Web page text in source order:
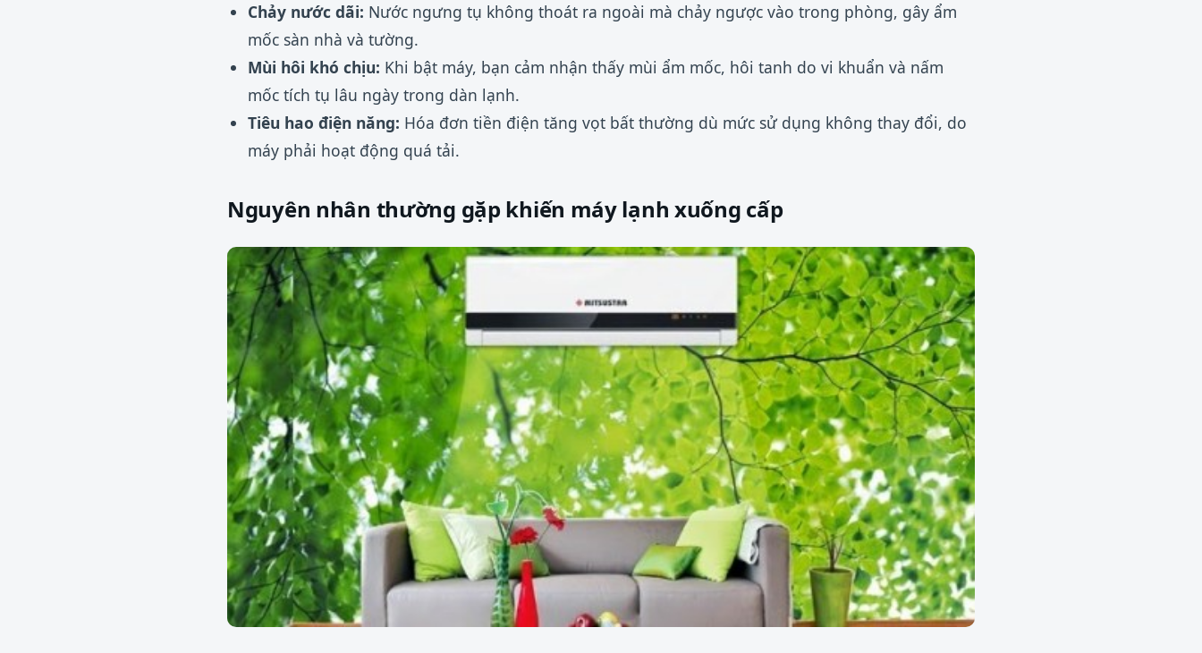
Chảy nước dãi: Nước ngưng tụ không thoát ra ngoài mà chảy ngược vào trong phòng, gây ẩm
mốc sàn nhà và tường.
Mùi hôi khó chịu: Khi bật máy, bạn cảm nhận thấy mùi ẩm mốc, hôi tanh do vi khuẩn và nấm
mốc tích tụ lâu ngày trong dàn lạnh.
Tiêu hao điện năng: Hóa đơn tiền điện tăng vọt bất thường dù mức sử dụng không thay đổi, do
máy phải hoạt động quá tải.
Nguyên nhân thường gặp khiến máy lạnh xuống cấp